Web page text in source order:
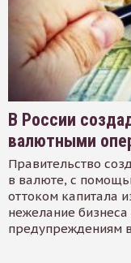
В России
валютными
Правительство
в валюте, с
оттоком капитала
нежелание
предупреждениям